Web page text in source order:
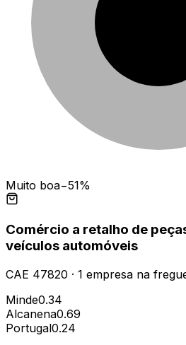
Muito boa−51%
Comércio a retalho de
veículos automóveis
CAE 47820 · 1 empresa na
Minde0.34
Alcanena0.69
Portugal0.24